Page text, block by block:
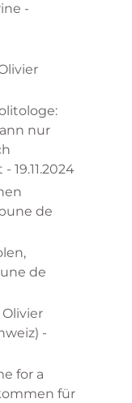
-
nur
19.11.2024
de
de
Olivier
-
for a
für